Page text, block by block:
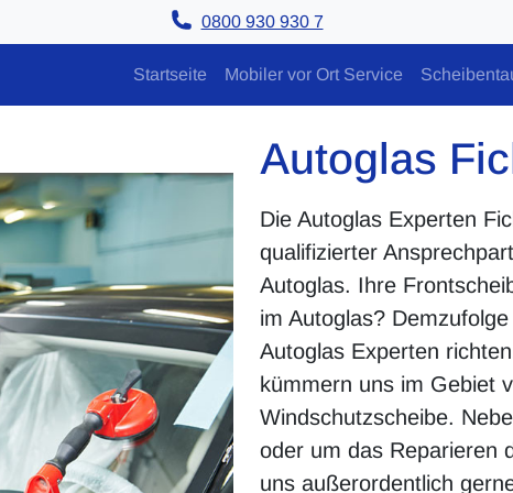
0800 930 930 7
Startseite Mobiler vor Ort Service
Autoglas
Die Autoglas Experten
qualifizierter
Autoglas. Ihre
im Autoglas?
Autoglas Experten
kümmern uns im Gebiet
Windschutzscheibe.
oder um das Reparieren
uns außerordentlich